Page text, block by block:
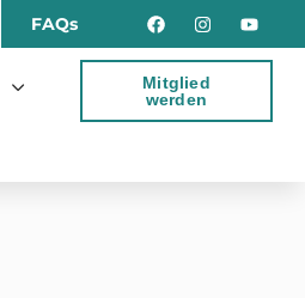
FAQs
Mitglied
werden